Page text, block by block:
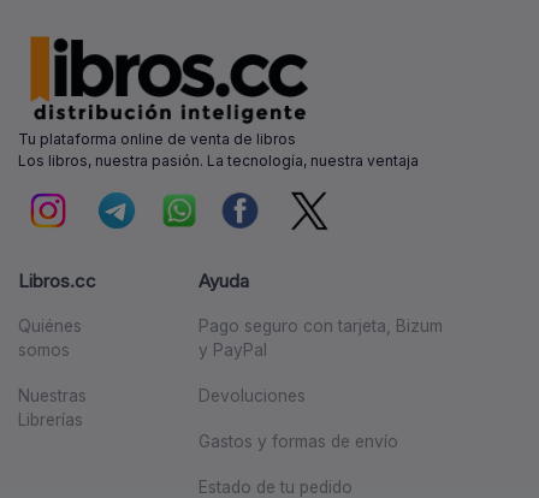
Tu plataforma online de venta de libros
Los libros, nuestra pasión. La tecnología, nuestra ventaja
Libros.cc
Quiénes
somos
Nuestras
Librerías
Ayuda
Pago seguro con tarjeta, Bizum
y PayPal
Devoluciones
Gastos y formas de envío
Estado de tu pedido